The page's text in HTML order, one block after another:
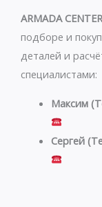
ARMADA
подборе и
деталей и
специалистами:
Максим
Сергей